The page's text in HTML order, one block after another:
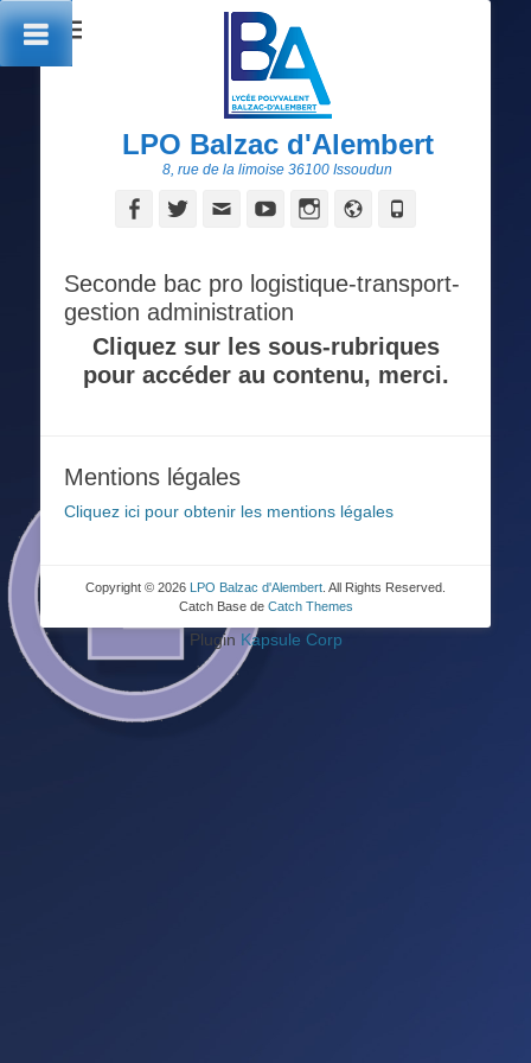
LPO Balzac d'Alembert
8, rue de la limoise 36100 Issoudun
FacebookTwitterAdresseYouTubeInstagram
Site
Seconde bac pro logistique-transport-
gestion administration
Cliquez sur les sous-rubriques
pour accéder au contenu, merci.
Mentions légales
Cliquez ici pour obtenir les mentions légales
Copyright © 2026 LPO Balzac d'Alembert . All Rights Reserved.
Catch Base de Catch Themes
Plugin Kapsule Corp